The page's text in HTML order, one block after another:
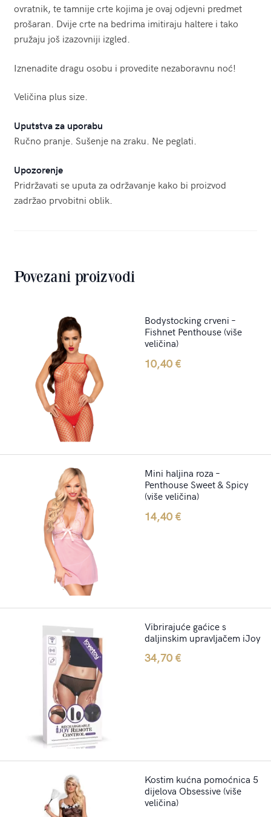
ovratnik, te tamnije crte kojima je ovaj odjevni predmet
prošaran. Dvije crte na bedrima imitiraju haltere i tako
pružaju još izazovniji izgled.
Iznenadite dragu osobu i provedite nezaboravnu noć!
Veličina plus size.
Uputstva za uporabu
Ručno pranje. Sušenje na zraku. Ne peglati.
Upozorenje
Pridržavati se uputa za održavanje kako bi proizvod
zadržao prvobitni oblik.
Povezani proizvodi
Bodystocking crveni –
Fishnet Penthouse (više
veličina)
10,40€
Mini haljina roza –
Penthouse Sweet & Spicy
(više veličina)
14,40€
Vibrirajuće gaćice s
daljinskim upravljačem iJoy
34,70€
Kostim kućna pomoćnica 5
dijelova Obsessive (više
veličina)